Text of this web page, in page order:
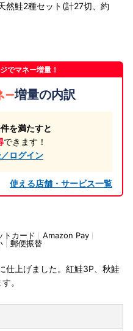
然鮭2種セット(計27切、約
でマネー増量！
増量の内訳
を満たすと
できます！
ログイン
使える店舗・サービス一覧
トカード
Amazon Pay
郵便振替
仕上げました。紅鮭3P、秋鮭
。